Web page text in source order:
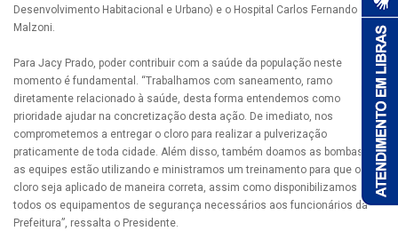
Desenvolvimento Habitacional e Urbano) e o Hospital Carlos Fernando
Malzoni.
Para Jacy Prado, poder contribuir com a saúde da população neste
momento é fundamental. “Trabalhamos com saneamento, ramo
diretamente relacionado à saúde, desta forma entendemos como
prioridade ajudar na concretização desta ação. De imediato, nos
comprometemos a entregar o cloro para realizar a pulverização
praticamente de toda cidade. Além disso, também doamos as bombas que
as equipes estão utilizando e ministramos um treinamento para que o
cloro seja aplicado de maneira correta, assim como disponibilizamos
todos os equipamentos de segurança necessários aos funcionários da
Prefeitura”, ressalta o Presidente.